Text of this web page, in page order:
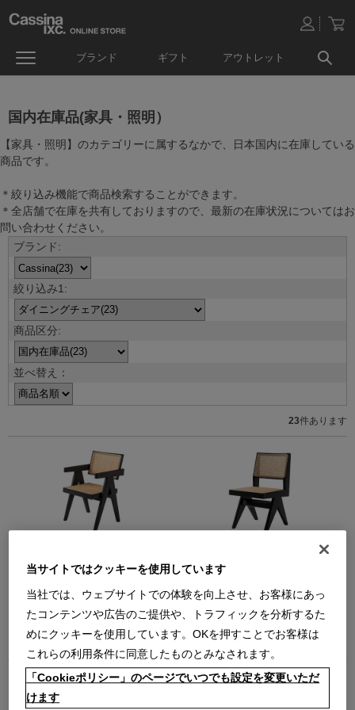
ブランド ギフト アウトレット
国内在庫品(家具・照明）
【家具・照明】のカテゴリーに属するなかで、日本国内に在庫している
商品です。
＊絞り込み機能で商品検索することができます。
＊全店舗で在庫を共有しておりますので、最新の在庫状況についてはお
問い合わせください。
並べ替え：
23件あります
OFFICE CHAIR【在庫品】仕様＝オ
ーク材ブラック/背座＝籐
キャピトル コンプレックス オフィ
ス チェア アームチェア
【在庫品】
￥638,000
在庫：残りわずか
CHAIR【在庫品】仕様＝オーク材ブ
ラック/背座＝籐
キャピトル コンプレックス チェア
￥473,000
在庫：在庫あり
当サイトではクッキーを使用しています
当社では、ウェブサイトでの体験を向上させ、お客様にあっ
たコンテンツや広告のご提供や、トラフィックを分析するた
めにクッキーを使用しています。OKを押すことでお客様は
これらの利用条件に同意したものとみなされます。
「Cookieポリシー」のページでいつでも設定を変更いただ
けます